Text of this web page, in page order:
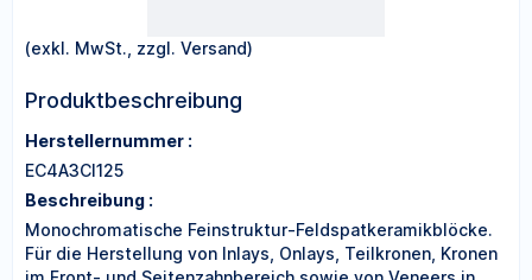
(exkl. MwSt., zzgl. Versand)
Produktbeschreibung
Herstellernummer :
EC4A3CI125
Beschreibung :
Monochromatische Feinstruktur-Feldspatkeramikblöcke.
Für die Herstellung von Inlays, Onlays, Teilkronen, Kronen